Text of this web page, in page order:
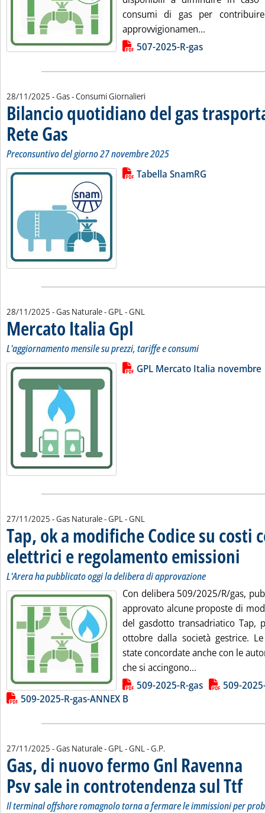
consumi di gas per
approvvigionamen...
Lista allegati PDF alla notizia507-2025-R-gas
28/11/2025 - Gas - Consumi Giornalieri
Bilancio quotidiano del gas
Rete Gas . Sottotitolo: Preconsuntivo del giorno 27 novembre 2025
. Pubblicata venerdì 28 novembre 2025 alle 12.18.
Preconsuntivo del giorno 27 novembre 2025
Leggi tutta la notizia: 'Bilancio
Lista allegati PDF alla notiziaTabella SnamRG
28/11/2025 - Gas Naturale - GPL - GNL
Mercato Italia Gpl
L'aggiornamento mensile su prezzi, tariffe e consumi
Leggi tutta la notizia: 'Mercato
Lista allegati PDF alla notiziaGPL Mercato Italia novembre
27/11/2025 - Gas Naturale - GPL - GNL
Tap, ok a modifiche Codice su costi
elettrici e regolamento emissioni
L'Arera ha pubblicato oggi la delibera di approvazione
Con delibera 509/2025/R/gas,
approvato alcune proposte di
del gasdotto transadriatico Tap,
ottobre dalla società gestrice.
state concordate anche con le
che si accingono...
Lista allegati PDF alla notizia509-2025-R-gas
509-
509-2025-R-gas-ANNEX B
27/11/2025 - Gas Naturale - GPL - GNL -di:
G.P.
Gas, di nuovo fermo Gnl Ravenna
Psv sale in controtendenza sul Ttf..
Il terminal offshore romagnolo torna a fermare le immissioni per